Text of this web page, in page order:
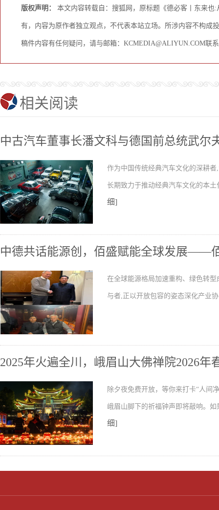
版权声明： 本文内容转载自：搜狐网，原标题《德必客丨东来
有，内容为原作者独立观点，不代表本站立场。所涉内容不构成
稿件内容有任何疑问，请与邮箱：KCMEDIA@ALIYUN.COM联
相关阅读
中古汽车董事长潘文科与德国前总统武尔
作为中国传统经典汽车文化的深耕
长期致力于推动经典汽车文化的本
细]
中德共话能源创，佰盛赋能全球发展——
在全球能源格局加速重构、绿色转
与者,正以开放包容的姿态深化产业
2025年火遍全川，峨眉山大佛禅院2026年
除夕夜免费开放，等你来打卡“人间
峨眉山脚下的祈福钟声即将敲响。
细]